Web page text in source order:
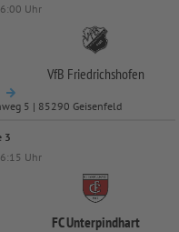
Uhr
VfB Friedrichshofen
5 | 85290 Geisenfeld
3
Uhr
FC Unterpindhart